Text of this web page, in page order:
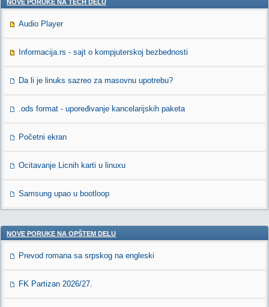
NOVE PORUKE NA TECH DELU
Audio Player
Informacija.rs - sajt o kompjuterskoj bezbednosti
Da li je linuks sazreo za masovnu upotrebu?
.ods format - upoređivanje kancelarijskih paketa
Početni ekran
Ocitavanje Licnih karti u linuxu
Samsung upao u bootloop
NOVE PORUKE NA OPŠTEM DELU
Prevod romana sa srpskog na engleski
FK Partizan 2026/27.